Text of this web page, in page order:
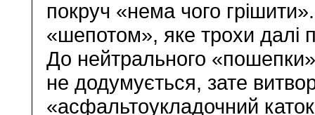
покруч «нема чого
«шепотом», яке трохи далі
До нейтрального «пошепки»
не додумується, зате
«асфальтоукладочний